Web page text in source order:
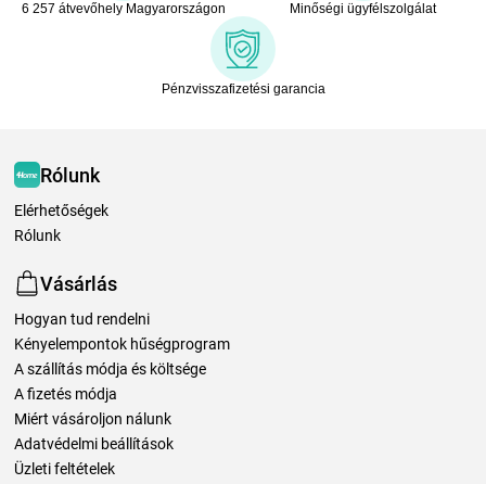
6 257 átvevőhely Magyarországon Minőségi ügyfélszolgálat
Pénzvisszafizetési garancia
Rólunk
Elérhetőségek
Rólunk
Vásárlás
Hogyan tud rendelni
Kényelempontok hűségprogram
A szállítás módja és költsége
A fizetés módja
Miért vásároljon nálunk
Adatvédelmi beállítások
Üzleti feltételek